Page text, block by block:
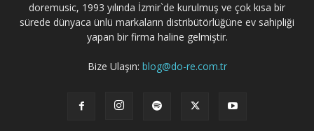
doremusic, 1993 yılında İzmir`de kurulmuş ve çok kısa bir
sürede dünyaca ünlü markaların distribütörlüğüne ev sahipliği
yapan bir firma haline gelmiştir.
Bize Ulaşın: blog@do-re.com.tr